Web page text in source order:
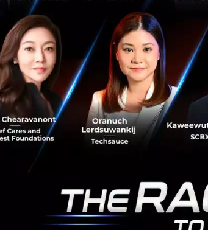
วันที่ 6 กรกฎาคม 2564 ที่ผ่านมาระหว่างสภ
บริหารจัดการก๊าซเรือนกระจก (องค์การมห
ผลักดันให้เกิดตลาดคาร์บอนภายในประเท
ส่งเสริมให้ประเทศไทยมีโครงการลดการป
มากขึ้น
“ปัจจุบันสมาชิกในเครือข่ายที่เข้าร่วมและ
พร้อมสนับสนุนเป้าหมายของประเทศไทยใ
มิตรกับภูมิอากาศ ผมเชื่อเป็นอย่างยิ่งว่า กา
หมุนเวียนจะมาตอบโจทย์การดำเนินธุรกิจ
กลายเป็นหนึ่งในหัวข้อการประเมินความเสี่
สุทธิพงศ์ กล่าวปิดท้าย